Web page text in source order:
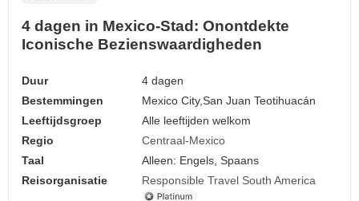
4 dagen in Mexico-Stad: Onontdekte
Iconische Bezienswaardigheden
Duur
4 dagen
Bestemmingen
Mexico City,San Juan Teotihuacán
Leeftijdsgroep
Alle leeftijden welkom
Regio
Centraal-Mexico
Taal
Alleen: Engels, Spaans
Reisorganisatie
Responsible Travel South America